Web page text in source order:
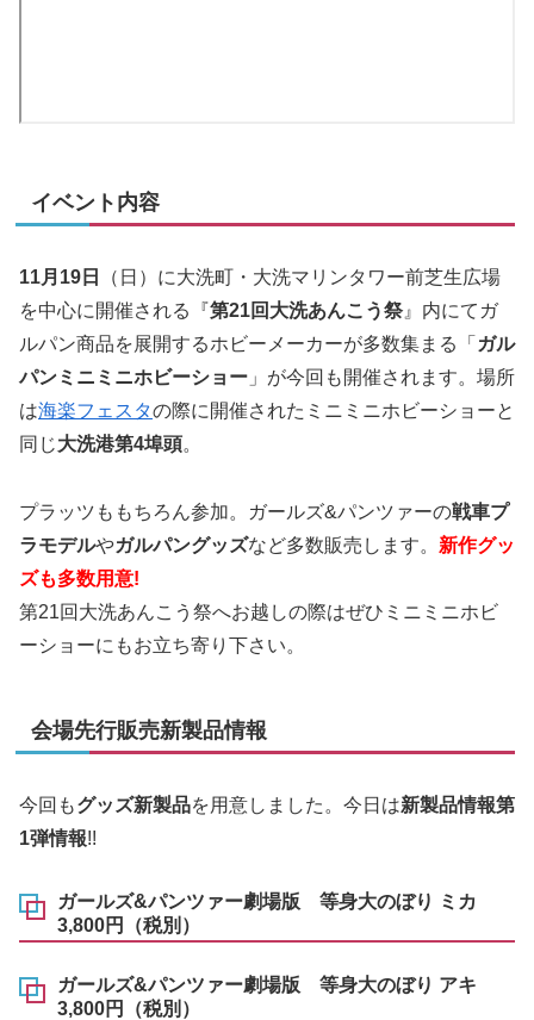
イベント内容
11月19日
（日）に大洗町・大洗マリンタワー前芝生広場
を中心に開催される『第21回大洗あんこう祭 』内にてガ
ルパン商品を展開するホビーメーカーが多数集まる「 ガル
パンミニミニホビーショー 」が今回も開催されます。場所
は海楽フェスタの際に開催されたミニミニホビーショーと
同じ大洗港第4埠頭。
プラッツももちろん参加。ガールズ&パンツァーの戦車プ
ラモデルやガルパングッズなど多数販売します。 新作グッ
ズも多数用意!
第21回大洗あんこう祭へお越しの際はぜひミニミニホビ
ーショーにもお立ち寄り下さい。
会場先行販売新製品情報
今回もグッズ新製品を用意しました。今日は新製品情報第
1弾情報!!
ガールズ&パンツァー劇場版 等身大のぼり ミカ
3,800円（税別）
ガールズ&パンツァー劇場版 等身大のぼり アキ
3,800円（税別）